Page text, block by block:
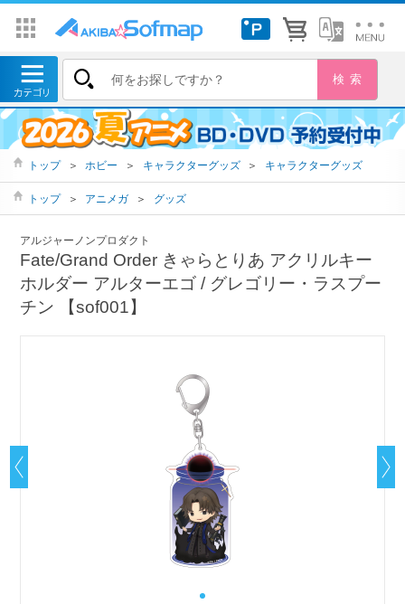
トップ ＞ ホビー ＞ キャラクターグッズ ＞ キャラクターグッズ
トップ ＞ アニメガ ＞ グッズ
アルジャーノンプロダクト
Fate/Grand Order きゃらとりあ アクリルキー
ホルダー アルターエゴ / グレゴリー・ラスプー
チン 【sof001】